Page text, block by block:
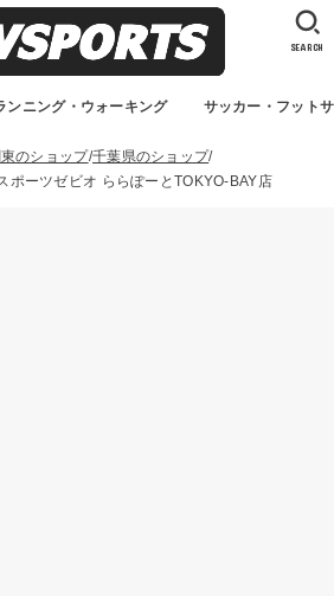
ンニング・ウォーキング サッカー・フット
SEARCH
のショップ 千葉県のショップ
ポーツゼビオ ららぽーとTOKYO-BAY店